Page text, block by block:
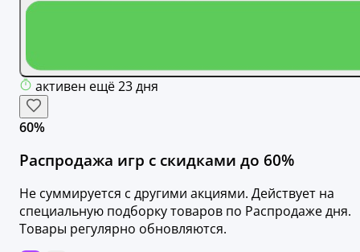
активен ещё 23 дня
60%
Распродажа игр с скидками до 60%
Не суммируется с другими акциями. Действует на
специальную подборку товаров по Распродаже дня.
Товары регулярно обновляются.